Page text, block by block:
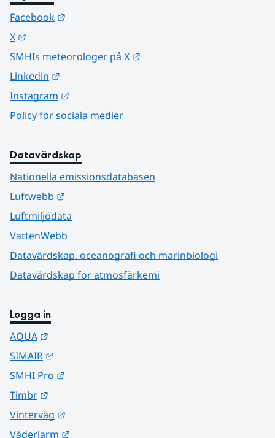
Facebook
X
SMHIs meteorologer på X
Linkedin
Instagram
Policy för sociala medier
Datavärdskap
Nationella emissionsdatabasen
Luftwebb
Luftmiljödata
VattenWebb
Datavärdskap, oceanografi och marinbiologi
Datavärdskap för atmosfärkemi
Logga in
AQUA
SIMAIR
SMHI Pro
Timbr
Vinterväg
Väderlarm